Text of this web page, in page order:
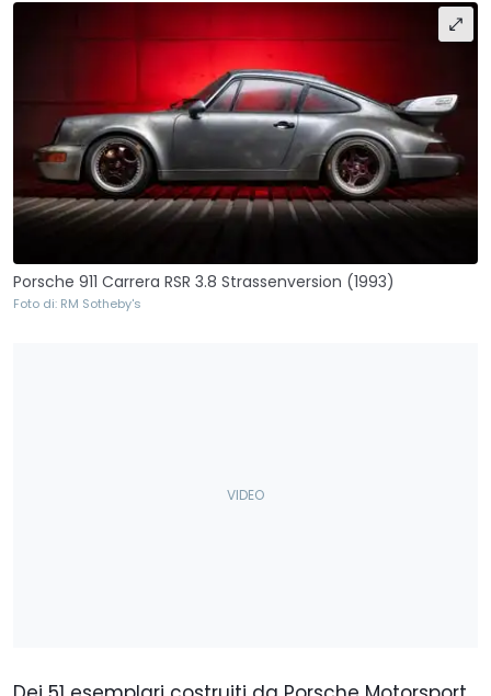
Porsche 911 Carrera RSR 3.8 Strassenversion (1993)
Foto di: RM Sotheby's